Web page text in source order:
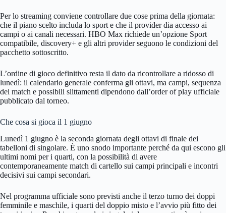
Per lo streaming conviene controllare due cose prima della giornata:
che il piano scelto includa lo sport e che il provider dia accesso ai
campi o ai canali necessari. HBO Max richiede un’opzione Sport
compatibile, discovery+ e gli altri provider seguono le condizioni del
pacchetto sottoscritto.
L’ordine di gioco definitivo resta il dato da ricontrollare a ridosso di
lunedì: il calendario generale conferma gli ottavi, ma campi, sequenza
dei match e possibili slittamenti dipendono dall’order of play ufficiale
pubblicato dal torneo.
Che cosa si gioca il 1 giugno
Lunedì 1 giugno è la seconda giornata degli ottavi di finale dei
tabelloni di singolare. È uno snodo importante perché da qui escono gli
ultimi nomi per i quarti, con la possibilità di avere
contemporaneamente match di cartello sui campi principali e incontri
decisivi sui campi secondari.
Nel programma ufficiale sono previsti anche il terzo turno dei doppi
femminile e maschile, i quarti del doppio misto e l’avvio più fitto dei